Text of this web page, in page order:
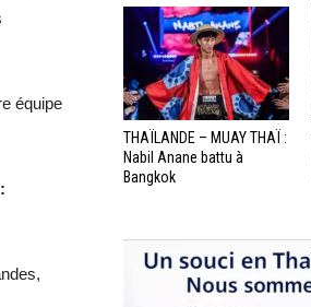
équipe
THAÏLANDE – MUAY THAÏ :
Nabil Anane battu à
Bangkok